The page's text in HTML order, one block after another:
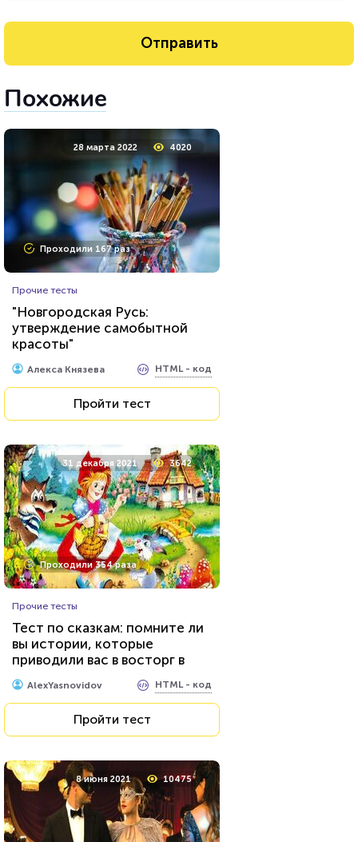
Похожие
28 марта 2022 4020
Проходили 167 раз
Прочие тесты
"Новгородская Русь:
утверждение самобытной
красоты"
Алекса Князева HTML - код
Пройти тест
31 декабря 2021 3642
Проходили 354 раза
Прочие тесты
Тест по сказкам: помните ли
вы истории, которые
приводили вас в восторг в
детстве?
AlexYasnovidov HTML - код
Пройти тест
8 июня 2021 10475